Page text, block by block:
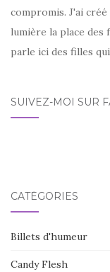
compromis. J'ai
lumière la place des
parle ici des filles
SUIVEZ-MOI SUR
CATÉGORIES
Billets d'humeur
Candy Flesh